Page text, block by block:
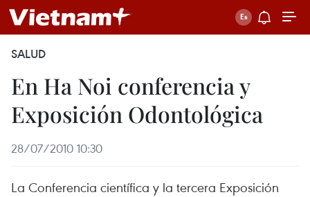
SALUD
En Ha Noi conferencia y
Exposición Odontológica
28/07/2010 10:30
La Conferencia científica y la tercera Exposición